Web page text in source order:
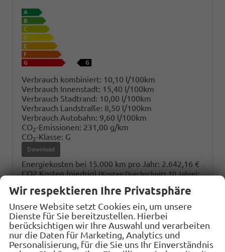
Verbrauch kombiniert: 10,10 l/100km
Verbrauch Innenstadt: 15,40 l/100km
Verbrauch Stadtrand: 10,00 l/100km
Verbrauch Landstraße: 8,50 l/100km
Verbrauch Autobahn: 9,60 l/100km
CO2-Emissionen: 231,00 g/km
CO2-Klasse: G
Download
Energiekosten bei 15.000 km pro Jahr: 2.642,16 €
CO2 Kosten (niedrig)(Kosten Durchschnitt 10 Jahre):
CO2 Kosten (mittel)(Kosten Durchschnitt 10 Jahre)
4.937,62 €
CO2 Kosten (hoch)(Kosten Durchschnitt 10 Jahre):
7.623,- €
Jahressteuer: 454,- €
Wir respektieren Ihre Privatsphäre
Unsere Website setzt Cookies ein, um unsere
Dienste für Sie bereitzustellen. Hierbei
berücksichtigen wir Ihre Auswahl und verarbeiten
nur die Daten für Marketing, Analytics und
Personalisierung, für die Sie uns Ihr Einverständnis